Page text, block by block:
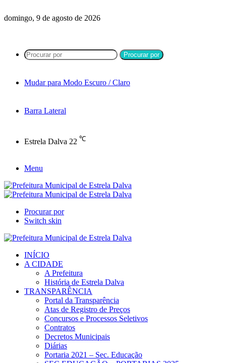
domingo, 9 de agosto de 2026
Procurar por
Mudar para Modo Escuro / Claro
Barra Lateral
Estrela Dalva 22 ℃
Menu
Procurar por
Switch skin
INÍCIO
A CIDADE
A Prefeitura
História de Estrela Dalva
TRANSPARÊNCIA
Portal da Transparência
Atas de Registro de Preços
Concursos e Processos Seletivos
Contratos
Decretos Municipais
Diárias
Portaria 2021 – Sec. Educação